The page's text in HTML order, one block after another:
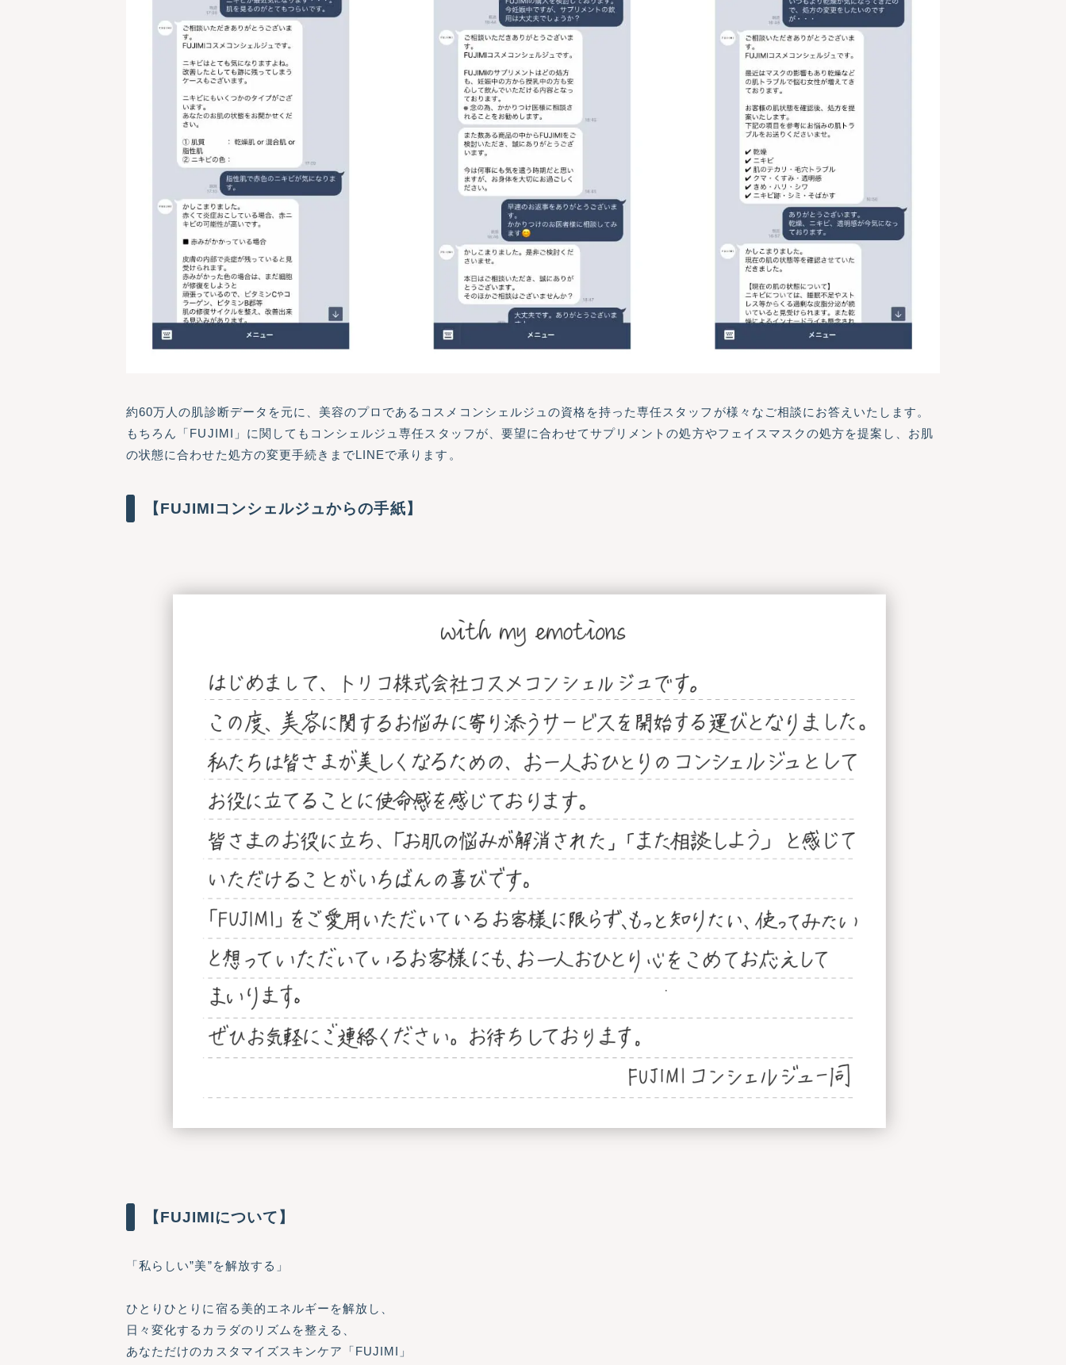
約60万人の肌診断データを元に、美容のプロであるコスメコンシェルジュの資格を持った専任スタッフが様々なご相談にお答えいたします。
もちろん「FUJIMI」に関してもコンシェルジュ専任スタッフが、要望に合わせてサプリメントの処方やフェイスマスクの処方を提案し、お肌
の状態に合わせた処方の変更手続きまでLINEで承ります。
【FUJIMIコンシェルジュからの手紙】
【FUJIMIについて】
「私らしい”美”を解放する」
ひとりひとりに宿る美的エネルギーを解放し、
日々変化するカラダのリズムを整える、
あなただけのカスタマイズスキンケア「FUJIMI」